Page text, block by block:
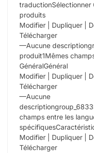
produits
Modifier | Dupliquer |
Télécharger
—Aucune
produit1Mêmes
GénéralGénéral
Modifier | Dupliquer |
Télécharger
—Aucune
champs entre les
Modifier | Dupliquer |
Télécharger